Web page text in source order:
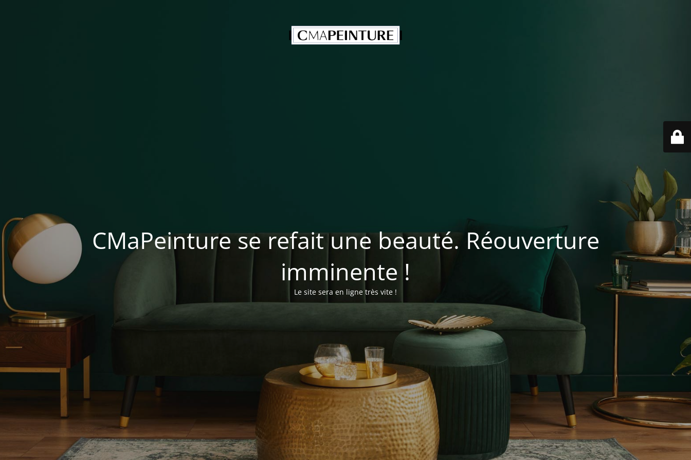
CMaPeinture se refait une beauté. Réouverture
imminente !
Le site sera en ligne très vite !